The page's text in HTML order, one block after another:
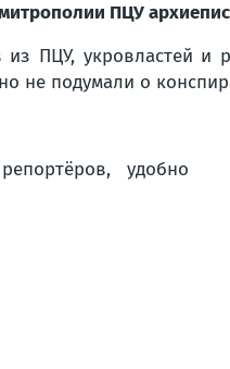
ПЦУ
ПЦУ, укровластей и
не подумали о